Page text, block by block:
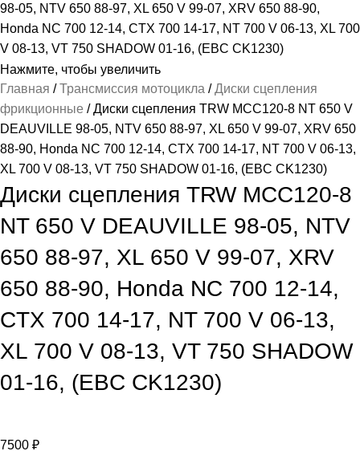
Нажмите, чтобы увеличить
Главная
Трансмиссия мотоцикла
Диски сцепления
фрикционные
Диски сцепления TRW MCC120-8 NT 650 V
DEAUVILLE 98-05, NTV 650 88-97, XL 650 V 99-07, XRV 650
88-90, Honda NC 700 12-14, CTX 700 14-17, NT 700 V 06-13,
XL 700 V 08-13, VT 750 SHADOW 01-16, (EBC CK1230)
Диски сцепления TRW MCC120-8
NT 650 V DEAUVILLE 98-05, NTV
650 88-97, XL 650 V 99-07, XRV
650 88-90, Honda NC 700 12-14,
CTX 700 14-17, NT 700 V 06-13,
XL 700 V 08-13, VT 750 SHADOW
01-16, (EBC CK1230)
7500 ₽